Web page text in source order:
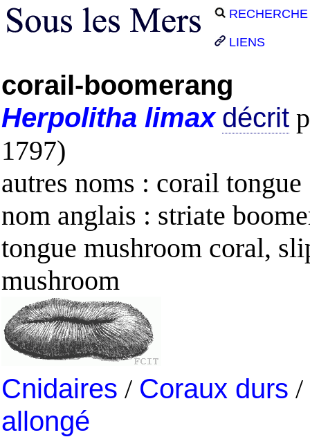
RECHERCHE
LIENS
corail-boomerang
Herpolitha limax décrit
1797)
autres noms : corail tongue
nom anglais : striate
tongue mushroom coral,
mushroom
Cnidaires / Coraux durs /
allongé